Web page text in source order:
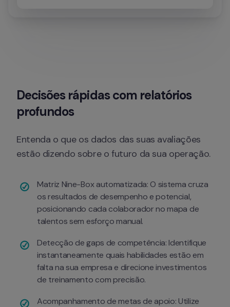
Decisões rápidas com relatórios
profundos
Entenda o que os dados das suas avaliações
estão dizendo sobre o futuro da sua operação.
Matriz Nine-Box automatizada: O sistema cruza
os resultados de desempenho e potencial,
posicionando cada colaborador no mapa de
talentos sem esforço manual.
Detecção de gaps de competência: Identifique
instantaneamente quais habilidades estão em
falta na sua empresa e direcione investimentos
de treinamento com precisão.
Acompanhamento de metas de apoio: Utilize